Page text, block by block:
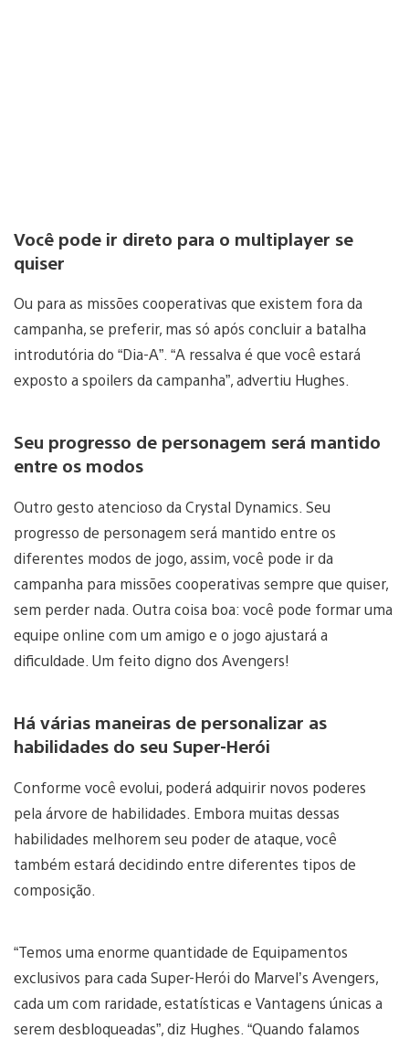
Você pode ir direto para o multiplayer se
quiser
Ou para as missões cooperativas que existem fora da
campanha, se preferir, mas só após concluir a batalha
introdutória do “Dia-A”. “A ressalva é que você estará
exposto a spoilers da campanha”, advertiu Hughes.
Seu progresso de personagem será mantido
entre os modos
Outro gesto atencioso da Crystal Dynamics. Seu
progresso de personagem será mantido entre os
diferentes modos de jogo, assim, você pode ir da
campanha para missões cooperativas sempre que quiser,
sem perder nada. Outra coisa boa: você pode formar uma
equipe online com um amigo e o jogo ajustará a
dificuldade. Um feito digno dos Avengers!
Há várias maneiras de personalizar as
habilidades do seu Super-Herói
Conforme você evolui, poderá adquirir novos poderes
pela árvore de habilidades. Embora muitas dessas
habilidades melhorem seu poder de ataque, você
também estará decidindo entre diferentes tipos de
composição.
“Temos uma enorme quantidade de Equipamentos
exclusivos para cada Super-Herói do Marvel’s Avengers,
cada um com raridade, estatísticas e Vantagens únicas a
serem desbloqueadas”, diz Hughes. “Quando falamos